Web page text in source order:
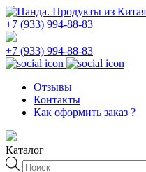
+7 (933) 994-88-83
+7 (933) 994-88-83
Отзывы
Контакты
Как оформить заказ ?
Каталог
Поиск